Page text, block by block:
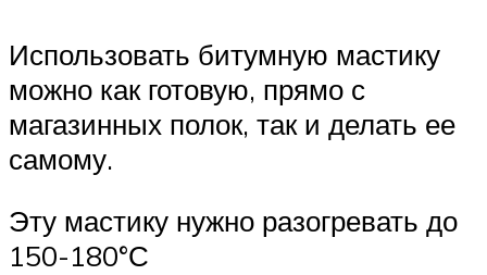
Использовать битумную мастику
можно как готовую, прямо с
магазинных полок, так и делать ее
самому.
Эту мастику нужно разогревать до
150-180°С